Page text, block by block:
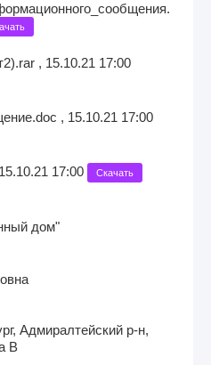
, 15.10.21 17:00
, 15.10.21 17:00
17:00 Скачать
дом"
Адмиралтейский р-н,
В